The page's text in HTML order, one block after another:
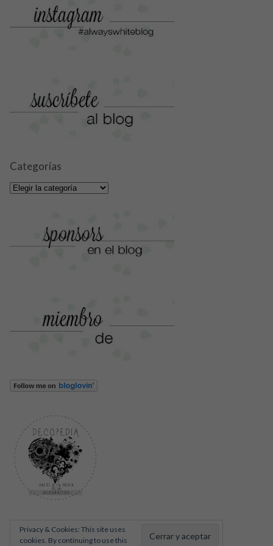
Categorías
Categorías
Privacy & Cookies: This site uses
cookies. By continuing to use this